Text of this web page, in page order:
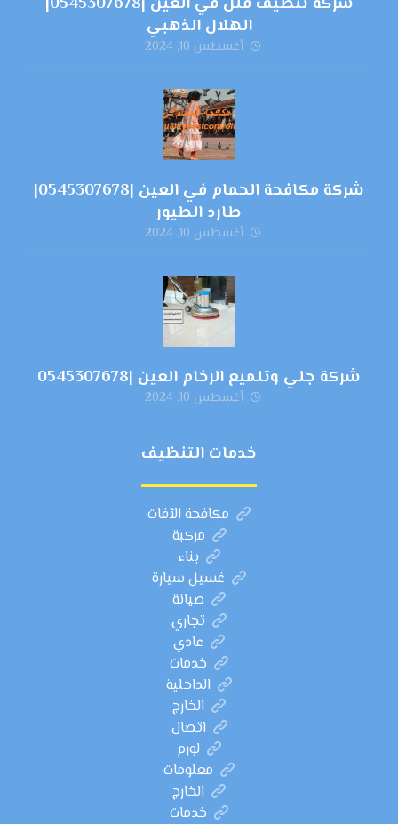
الهلال الذهبي
أغسطس 10, 2024
شركة مكافحة الحمام في العين |0545307678|
طارد الطيور
أغسطس 10, 2024
شركة جلي وتلميع الرخام العين |0545307678
أغسطس 10, 2024
خدمات التنظيف
مكافحة الآفات
مركبة
بناء
غسيل سيارة
صيانة
تجاري
عادي
خدمات
الداخلية
الخارج
اتصال
لورم
معلومات
الخارج
خدمات